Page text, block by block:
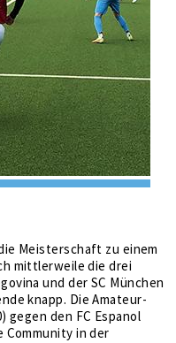
Meisterschaft zu einem
mittlerweile die drei
und der SC München
knapp. Die Amateur-
gegen den FC Espanol
Community in der